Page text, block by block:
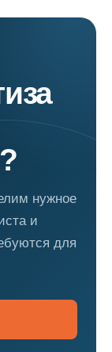
нужное
и
для